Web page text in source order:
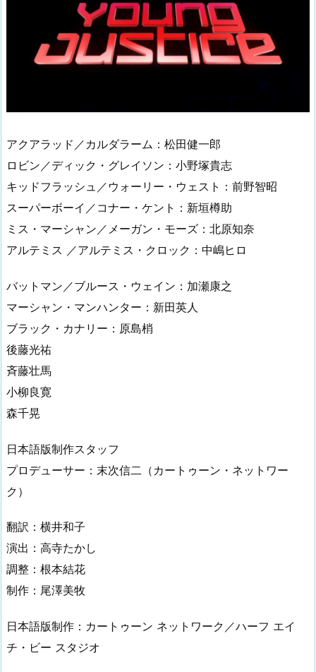
アクアラッド／カルダラーム：松田健一郎
ロビン／ディック・グレイソン：小野塚貴志
キッドフラッシュ／ウォーリー・ウェスト：前野智昭
スーパーボーイ／コナー・ケント：新垣樽助
ミス・マーシャン／メーガン・モーズ：北原知奈
アルテミス ／アルテミス・クロック：中嶋ヒロ
バットマン／ブルース・ウェイン：加瀬康之
マーシャン・マンハンター：新田英人
ブラック・カナリー：原島梢
後藤光祐
斉藤壮馬
小柳良寛
森千晃
日本語版制作スタッフ
プロデューサー：末次信二（カートゥーン・ネットワー
ク）
翻訳：横井和子
演出：高寺たかし
調整：根本結花
制作：尾澤美牧
日本語版制作：カートゥーン ネットワーク／ハーフ エイ
チ・ビー スタジオ